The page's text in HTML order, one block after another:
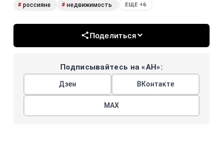
# россияне # недвижимость ЕЩЕ +6
Поделиться
Подписывайтесь на «АН»:
Дзен ВКонтакте
МАХ